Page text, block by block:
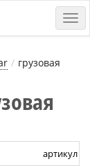
грузовая
артикул